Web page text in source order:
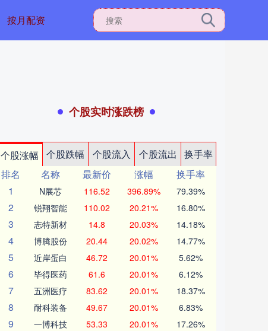
按月配资
个股实时涨跌榜
个股涨幅 个股跌幅 个股流入 个股流出
换手率
排名
名称 最新价 涨幅
换手率
1
N展芯 116.52 396.89% 79.39%
2 锐翔智能 110.02 20.21% 16.80%
3 志特新材 14.8 20.03% 14.18%
4 博腾股份 20.44 20.02% 14.77%
5 近岸蛋白 46.72 20.01% 5.62%
6 毕得医药 61.6 20.01% 6.12%
7 五洲医疗 83.62 20.01% 18.37%
8 耐科装备 49.67 20.01% 6.83%
9 一博科技 53.33 20.01% 17.26%